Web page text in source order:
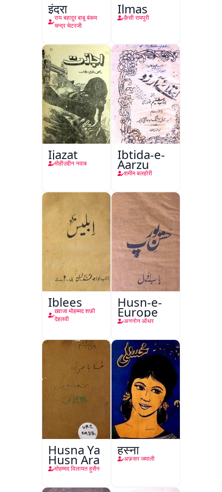
इंद्रा
राय बहादुर बाबू बंकम
चन्द्र चेटरजी
Ilmas
क़ैसी रामपुरी
Ijazat
मोहीउद्दीन नवाब
Ibtida-e-
Aarzu
शमीम बलहोरी
Iblees
ख़्वाजा मोहम्मद शफ़ी
देहलवी
Husn-e-
Europe
अननोन ऑथर
Husna Ya
Husn Ara
मोहम्मद विलायत हुसैन
हुस्ना
अफ़सर जमाली